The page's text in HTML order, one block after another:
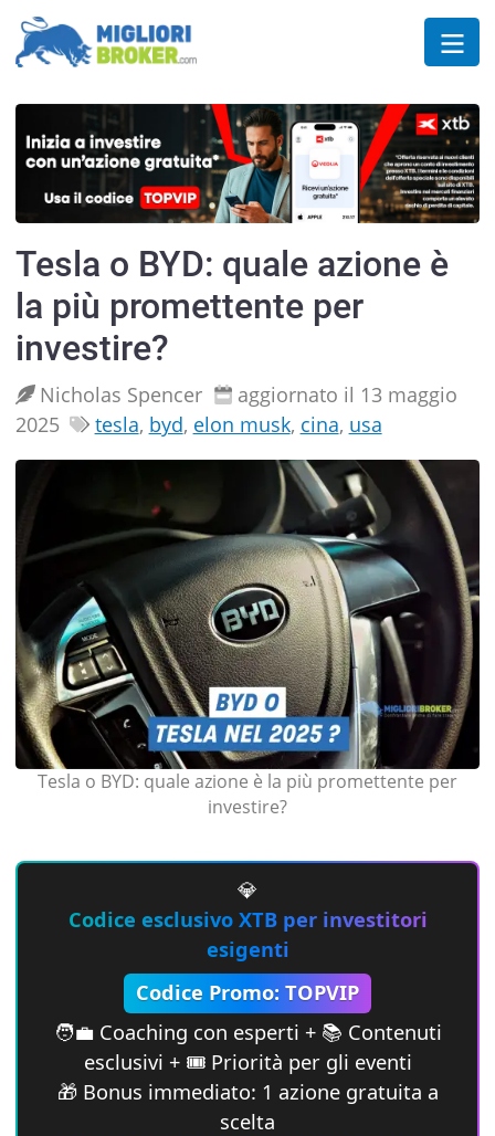
Tesla o BYD: quale azione è
la più promettente per
investire?
Nicholas Spencer
aggiornato il 13 maggio
2025
tesla, byd, elon musk, cina, usa
Tesla o BYD: quale azione è la più promettente per
investire?
💎
Codice esclusivo XTB per investitori
esigenti
Codice Promo: TOPVIP
🧑‍💼 Coaching con esperti + 📚 Contenuti
esclusivi + 🎟 Priorità per gli eventi
🎁 Bonus immediato: 1 azione gratuita a
scelta